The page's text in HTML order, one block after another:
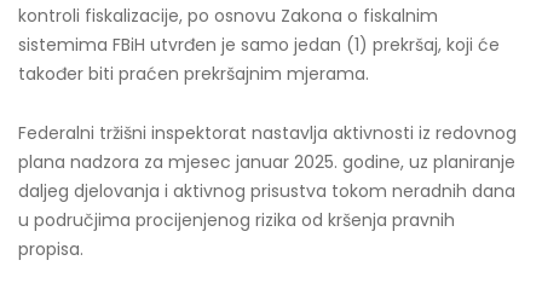
kontroli fiskalizacije, po osnovu Zakona o fiskalnim
sistemima FBiH utvrđen je samo jedan (1) prekršaj, koji će
također biti praćen prekršajnim mjerama.
Federalni tržišni inspektorat nastavlja aktivnosti iz redovnog
plana nadzora za mjesec januar 2025. godine, uz planiranje
daljeg djelovanja i aktivnog prisustva tokom neradnih dana
u područjima procijenjenog rizika od kršenja pravnih
propisa.